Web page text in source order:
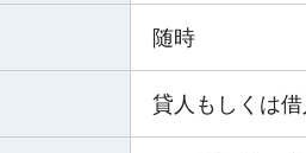
随時
貸人もしくは